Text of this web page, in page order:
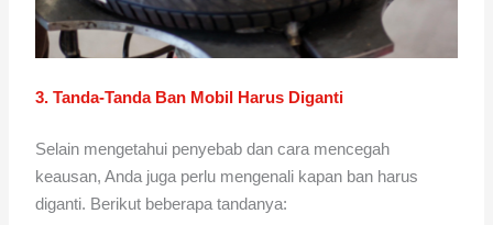
3. Tanda-Tanda Ban Mobil Harus Diganti
Selain mengetahui penyebab dan cara mencegah
keausan, Anda juga perlu mengenali kapan ban harus
diganti. Berikut beberapa tandanya: